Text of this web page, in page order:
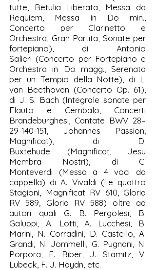
tutte, Betulia Liberata, Messa da
Requiem, Messa in Do min.,
Concerto per Clarinetto e
Orchestra, Gran Partita, Sonate per
fortepiano), di Antonio
Salieri (Concerto per Fortepiano e
Orchestra in Do magg., Serenata
per un Tempio della Notte), di L.
van Beethoven (Concerto Op. 61),
di J. S. Bach (Integrale sonate per
Flauto e Cembalo, Concerti
Brandeburghesi, Cantate BWV 28–
29-140-151 , Johannes Passion,
Magnificat), di D.
Buxtehude (Magnificat, Jesu
Membra Nostri), di C.
Monteverdi (Messa a 4 voci da
cappella) di A. Vivaldi (Le quattro
Stagioni, Magnificat RV 610, Gloria
RV 589, Gloria RV 588) oltre ad
autori quali G. B. Pergolesi, B.
Galuppi, A. Lotti, A. Lucchesi, B.
Marini, N. Corradini, D. Castello, A.
Grandi, N. Jommelli, G. Pugnani, N.
Porpora, F. Biber, J. Stamitz, V.
Lubeck, F. J. Haydn, etc.